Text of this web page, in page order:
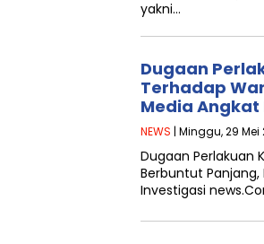
yakni…
Dugaan
Terhadap
Media Angkat
NEWS | Minggu, 29 Mei
Dugaan Perlakuan
Berbuntut Panjang,
Investigasi